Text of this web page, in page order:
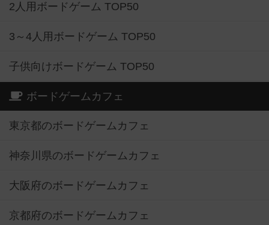
2人用ボードゲーム TOP50
3～4人用ボードゲーム TOP50
子供向けボードゲーム TOP50
ボードゲームカフェ
東京都のボードゲームカフェ
神奈川県のボードゲームカフェ
大阪府のボードゲームカフェ
京都府のボードゲームカフェ